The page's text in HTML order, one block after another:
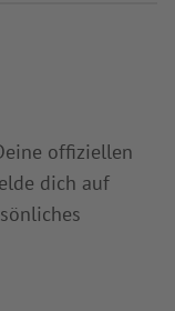
offiziellen
dich auf